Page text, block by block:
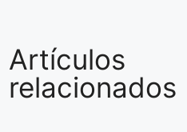
Artículos
relacionados